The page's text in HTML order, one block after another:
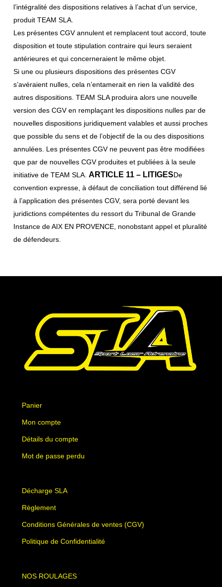
l’intégralité des dispositions relatives à l’achat d’un service,
produit TEAM SLA.
Les présentes CGV annulent et remplacent tout accord, toute
disposition et toute stipulation contraire qui leurs seraient
antérieures et qui concerneraient le même objet.
Si une ou plusieurs dispositions des présentes CGV
s’avéraient nulles, cela n’entamerait en rien la validité des
autres dispositions. TEAM SLA produira alors une nouvelle
version des CGV en remplaçant les dispositions nulles par de
nouvelles dispositions juridiquement valables et aussi proches
que possible du sens et de l’objectif de la ou des dispositions
annulées. Les présentes CGV ne peuvent pas être modifiées
que par de nouvelles CGV produites et publiées à la seule
initiative de TEAM SLA. ARTICLE 11 – LITIGESDe
convention expresse, à défaut de conciliation tout différend lié
à l’application des présentes CGV, sera porté devant les
juridictions compétentes du ressort du Tribunal de Grande
Instance de AIX EN PROVENCE, nonobstant appel et pluralité
de défendeurs.
Panier
Mon compte
Détails du compte
Mot de passe perdu
Décharge SLA
Règlement
Conditions Générales de ventes (CGV)
Politique de Confidentialité
NOS ROULAGES